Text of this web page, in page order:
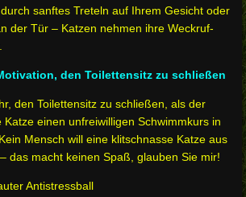
sanftes Treteln auf Ihrem Gesicht oder
der Tür – Katzen nehmen ihre Weckruf-
den Toilettensitz zu schließen
den Toilettensitz zu schließen, als der
einen unfreiwilligen Schwimmkurs in
Mensch will eine klitschnasse Katze aus
das macht keinen Spaß, glauben Sie mir!
Antistressball